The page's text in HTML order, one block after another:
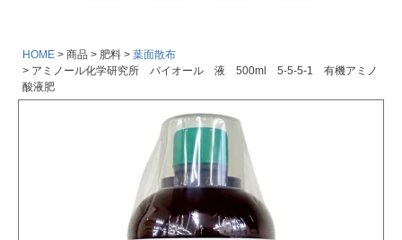
HOME 商品 肥料
葉面散布
アミノール化学研究所 バイオール 液 500ml 5-5-5-1 有機アミノ
酸液肥